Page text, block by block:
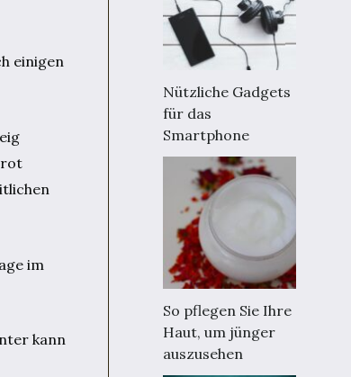
einigen
im
kann
Nützliche Gadgets
für das
Smartphone
So pflegen Sie Ihre
Haut, um jünger
auszusehen